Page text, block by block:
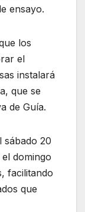
ensayo.
los
el
instalará
que se
de Guía.
sábado 20
domingo
facilitando
que